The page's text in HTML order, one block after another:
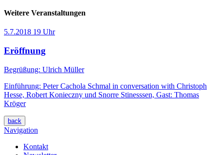
Weitere Veranstaltungen
5.7.2018 19 Uhr
Eröffnung
Begrüßung: Ulrich Müller
Einführung: Peter Cachola Schmal in conversation with Christoph
Hesse, Robert Konieczny und Snorre Stinesssen, Gast: Thomas
Kröger
back
Navigation
Kontakt